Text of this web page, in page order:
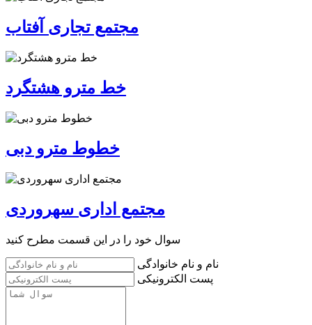
مجتمع تجاری آفتاب
خط مترو هشتگرد
خطوط مترو دبی
مجتمع اداری سهروردی
سوال خود را در این قسمت مطرح کنید
نام و نام خانوادگی
پست الکترونیکی